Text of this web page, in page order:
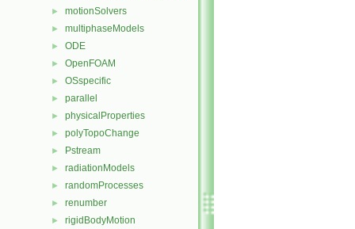
► motionSolvers
► multiphaseModels
► ODE
► OpenFOAM
► OSspecific
► parallel
► physicalProperties
► polyTopoChange
► Pstream
► radiationModels
► randomProcesses
► renumber
► rigidBodyMotion